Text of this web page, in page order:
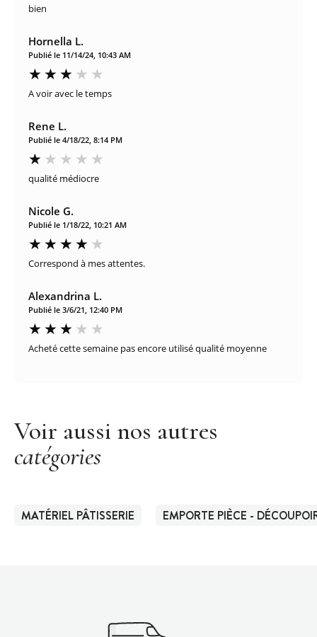
bien
Hornella L.
Publié le 11/14/24, 10:43 AM
A voir avec le temps
Rene L.
Publié le 4/18/22, 8:14 PM
qualité médiocre
Nicole G.
Publié le 1/18/22, 10:21 AM
Correspond à mes attentes.
Alexandrina L.
Publié le 3/6/21, 12:40 PM
Acheté cette semaine pas encore utilisé qualité moyenne
Voir aussi nos autres
catégories
MATÉRIEL PÂTISSERIE EMPORTE PIÈCE -